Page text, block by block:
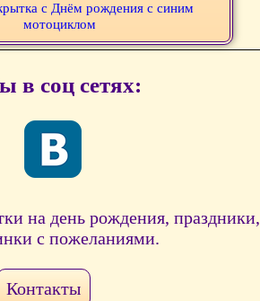
с Днём рождения с синим
мотоциклом
в соц сетях:
на день рождения, праздники,
с пожеланиями.
Контакты